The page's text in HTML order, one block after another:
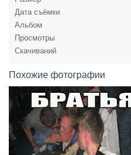
Дата съёмки
Альбом
Просмотры
Скачиваний
Похожие фотографии